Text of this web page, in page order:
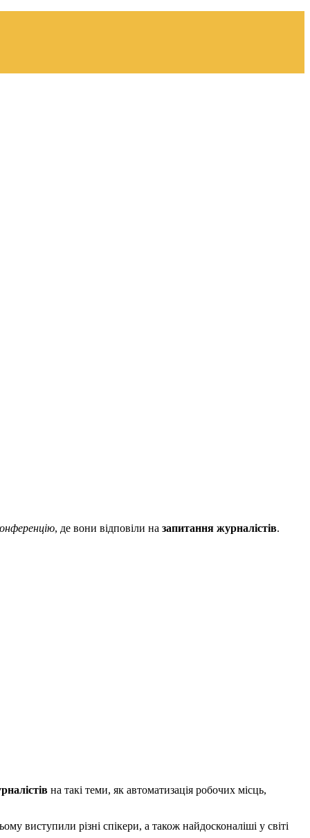
, де вони відповіли на запитання журналістів.
на такі теми, як автоматизація робочих місць,
виступили різні спікери, а також найдосконаліші у світі